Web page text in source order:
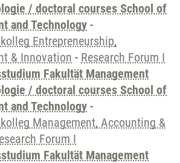
/ doctoral courses School of
and Technology -
Entrepreneurship,
& Innovation - Research Forum I
Fakultät Management
/ doctoral courses School of
and Technology -
Management, Accounting &
Forum I
Fakultät Management